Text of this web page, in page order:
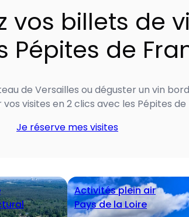
vos billets de
Pépites de
de Versailles ou déguster un vin
visites en 2 clics avec les Pépites de
Je réserve mes visites
Activités plein air
Pays de la Loire